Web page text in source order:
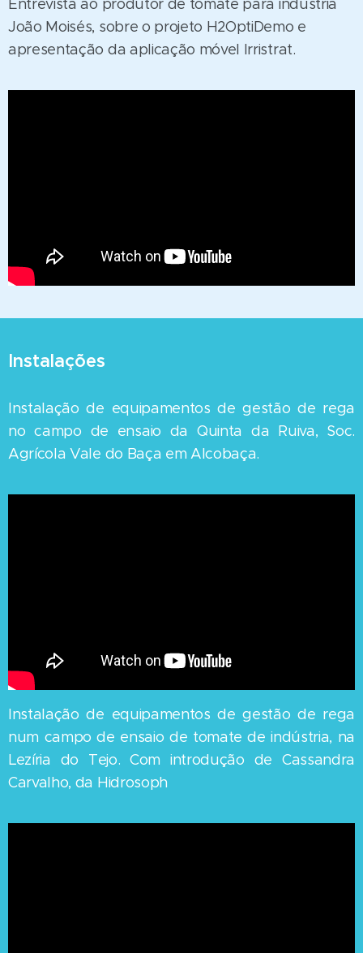
Entrevista ao produtor de tomate para indústria
João Moisés, sobre o projeto H2OptiDemo e
apresentação da aplicação móvel Irristrat.
Instalações
Instalação de equipamentos de gestão de rega
no campo de ensaio da Quinta da Ruiva, Soc.
Agrícola Vale do Baça em Alcobaça.
Instalação de equipamentos de gestão de rega
num campo de ensaio de tomate de indústria, na
Lezíria do Tejo. Com introdução de Cassandra
Carvalho, da Hidrosoph